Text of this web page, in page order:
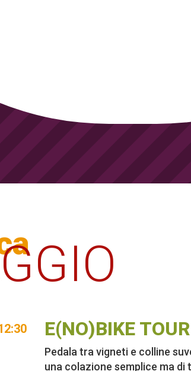
E(NO)BIKE TOUR
Pedala tra vigneti e colline
una colazione semplice ma di